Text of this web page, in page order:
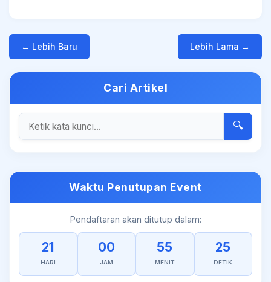
← Lebih Baru Lebih Lama →
Cari Artikel
🔍
Waktu Penutupan Event
Pendaftaran akan ditutup dalam:
21
HARI
00
JAM
55
MENIT
25
DETIK